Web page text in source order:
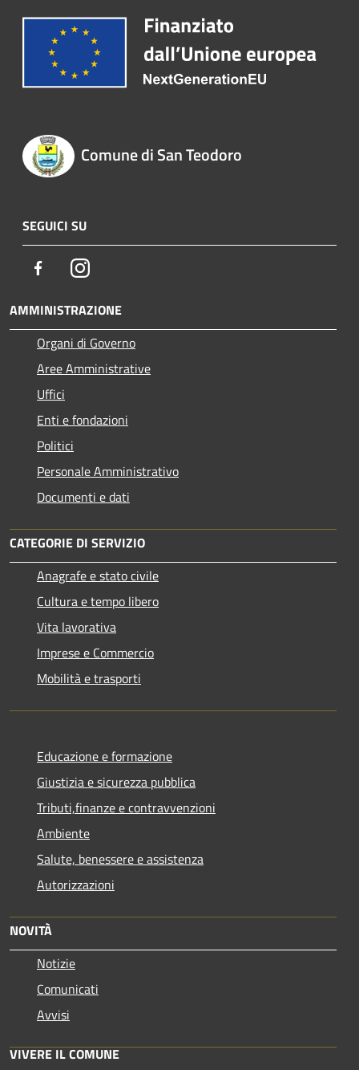
Comune di San Teodoro
SEGUICI SU
FacebookInstagram
AMMINISTRAZIONE
Organi di Governo
Aree Amministrative
Uffici
Enti e fondazioni
Politici
Personale Amministrativo
Documenti e dati
CATEGORIE DI SERVIZIO
Anagrafe e stato civile
Cultura e tempo libero
Vita lavorativa
Imprese e Commercio
Mobilità e trasporti
Educazione e formazione
Giustizia e sicurezza pubblica
Tributi,finanze e contravvenzioni
Ambiente
Salute, benessere e assistenza
Autorizzazioni
NOVITÀ
Notizie
Comunicati
Avvisi
VIVERE IL COMUNE